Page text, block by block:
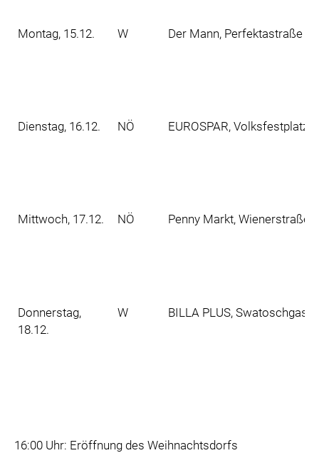
Montag, 15.12. W Der Mann, Perfektastraße
Dienstag, 16.12. NÖ EUROSPAR, Volksfestplatz
Mittwoch, 17.12. NÖ Penny Markt, Wienerstraße
Donnerstag,
18.12.
W BILLA PLUS,
16:00 Uhr: Eröffnung des Weihnachtsdorfs